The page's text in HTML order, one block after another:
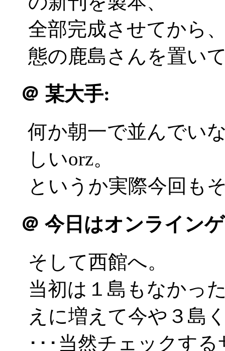
全部完成させてから
態の鹿島さんを置い
＠ 某大手:
何か朝一で並んでい
しいorz。
というか実際今回も
＠ 今日はオンライン
そして西館へ。
当初は１島もなかっ
えに増えて今や３島
･･･当然チェックす